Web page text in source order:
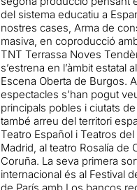
del sistema educatiu a
nostres cases, Arma de
masiva, en coproducció
TNT Terrassa Noves
s’estrena en l’àmbit estatal
Escena Oberta de Burgos.
espectacles s’han pogut
principals pobles i ciutats
també arreu del territori
Teatro Español i Teatros del
Madrid, al teatro Rosalía de
Coruña. La seva primera
internacional és al Festival